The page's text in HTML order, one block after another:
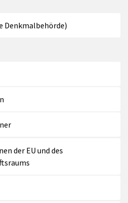
Denkmalbehörde)
der EU und des